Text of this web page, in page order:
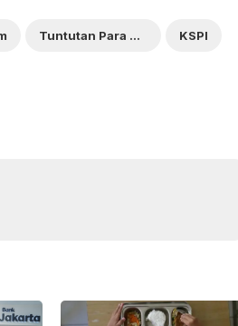
Tuntutan Para Buruh KSPI